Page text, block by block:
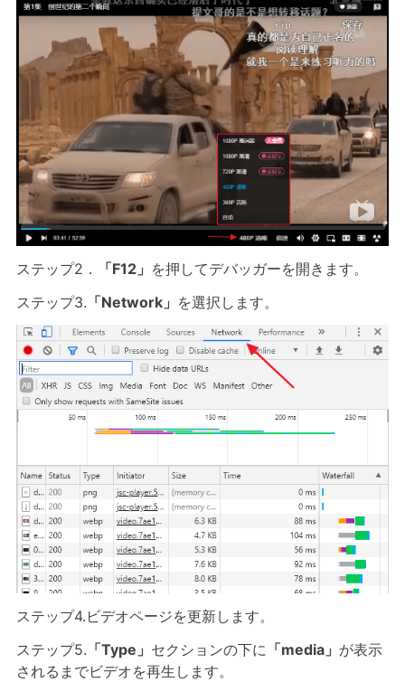
ステップ2． 「F12」 を押してデバッガーを開きます。
ステップ3. 「Network」 を選択します。
ステップ4.ビデオページを更新します。
ステップ5. 「Type」 セクションの下に 「media」 が表示
されるまでビデオを再生します。